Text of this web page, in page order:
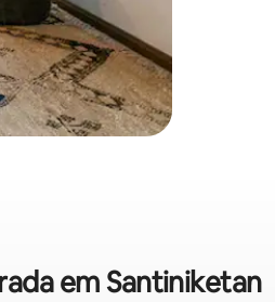
em Santiniketan